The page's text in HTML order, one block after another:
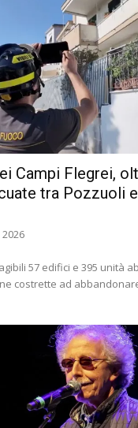
Campi Flegrei,
tra Pozzuoli
57 edifici e 395 unità
costrette ad